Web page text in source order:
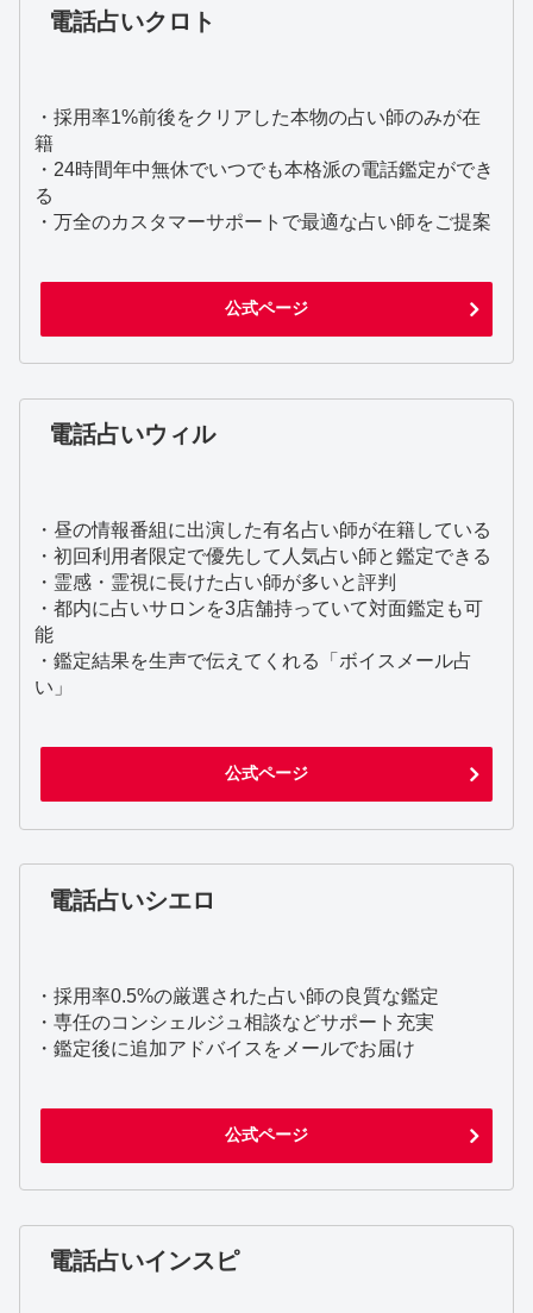
電話占いクロト
・採用率1%前後をクリアした本物の占い師のみが在
籍
・24時間年中無休でいつでも本格派の電話鑑定ができ
る
・万全のカスタマーサポートで最適な占い師をご提案
公式ページ
電話占いウィル
・昼の情報番組に出演した有名占い師が在籍している
・初回利用者限定で優先して人気占い師と鑑定できる
・霊感・霊視に長けた占い師が多いと評判
・都内に占いサロンを3店舗持っていて対面鑑定も可
能
・鑑定結果を生声で伝えてくれる「ボイスメール占
い」
公式ページ
電話占いシエロ
・採用率0.5%の厳選された占い師の良質な鑑定
・専任のコンシェルジュ相談などサポート充実
・鑑定後に追加アドバイスをメールでお届け
公式ページ
電話占いインスピ